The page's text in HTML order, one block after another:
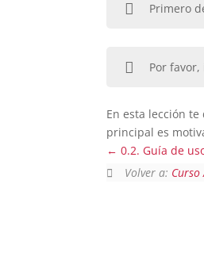
Primero
Por
En esta lección
principal es
0.2. Guía de
Volver a: Curso